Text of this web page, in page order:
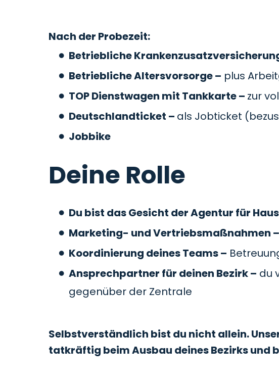
Nach der Probezeit:
Betriebliche
Betriebliche Altersvorsorge – plus
TOP Dienstwagen mit Tankkarte – zur
Deutschlandticket – als Jobticket
Jobbike
Deine Rolle
Du bist das Gesicht der Agentur für
Marketing- und Vertriebsmaßnahmen –
Koordinierung deines Teams –
Ansprechpartner für deinen Bezirk – du
gegenüber der Zentrale
Selbstverständlich bist du nicht allein.
tatkräftig beim Ausbau deines Bezirks und